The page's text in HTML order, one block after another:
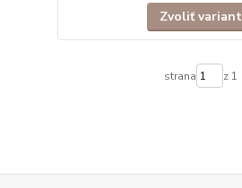
Zvoliť variant
strana z 1